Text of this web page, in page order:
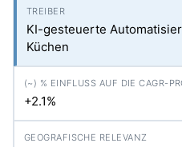
KI-gesteuerte
Küchen
+2.1%